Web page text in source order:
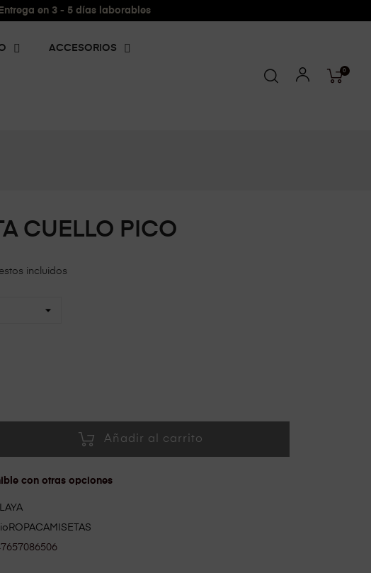
Entrega en 3 - 5 días laborables
ACCESORIOS
0
CUELLO PICO
incluidos
Añadir al carrito
con otras opciones
ROPACAMISETAS